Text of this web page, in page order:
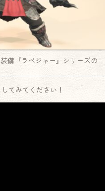
備『ラベジャー』シリーズの
てみてください！